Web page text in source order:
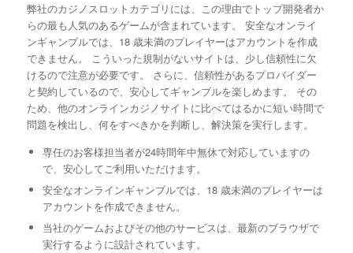
弊社のカジノスロットカテゴリには、この理由でトップ開発者か
らの最も人気のあるゲームが含まれています。 安全なオンライ
ンギャンブルでは、18 歳未満のプレイヤーはアカウントを作成
できません。 こういった規制がないサイトは、少し信頼性に欠
けるので注意が必要です。 さらに、信頼性があるプロバイダー
と契約しているので、安心してギャンブルを楽しめます。 その
ため、他のオンラインカジノサイトに比べてはるかに短い時間で
問題を検出し、何をすべきかを判断し、解決策を実行します。
専任のお客様担当者が24時間年中無休で対応していますの
で、安心してご利用いただけます。
安全なオンラインギャンブルでは、18 歳未満のプレイヤーは
アカウントを作成できません。
当社のゲームおよびその他のサービスは、最新のブラウザで
実行するように設計されています。